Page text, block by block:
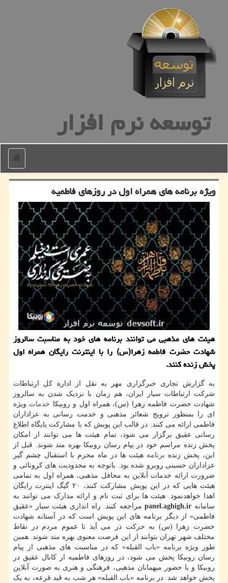
توسعه نرم افزار
منو
ویژه برنامه های همراه اول در روزهای فاطمیه
هیئت های مذهبی می توانند برنامه های خود به مناسبت سالروز
شهادت حضرت فاطمه زهرا(س) را با اینترنت رایگان همراه اول
پخش زنده کنند.
به گزارش تجاری خبرگزاری مهر به نقل از اداره کل ارتباطات
شرکت ارتباطات سیار ایران، هم زمان با نزدیک شدن به سالروز
شهادت حضرت فاطمه زهرا (س)، همراه اول و روبیکا خدمات ویژه
ای را بمنظور ترویج شعائر مذهبی و خدمت رسانی به عزاداران
فاطمی ارائه می کنند. در قالب این پویش که با مشارکت پایگاه اطلاع
رسانی عقیق برگزار می شود، تمام هیئت ها می توانند از امکان
پخش زنده مراسم خود در پیام رسان روبیکا بهره مند شوند. قبل از
این، پخش زنده برنامه هیئت ها در ماه محرم با استقبال چشم گیر
عزاداران حسینی روبرو شده بود. باتوجه به محدودیت های کرونائی و
ضرورت ارائه خدمات آنلاین به محافل مذهبی، همراه اول به تمامی
هیئت هایی که در این پویش مشارکت کنند، ۲۰ گیگ اینترت رایگان
اهدا خواهدنمود. هیئت ها برای ثبت نام و ارائه مدارک می توانند به
سامانه
مراجعه کنند. راه اندازی هیئت سیار «عقیق
فاطمی» از دیگر برنامه های این پویش است که در آستانه شهادت
حضرت زهرا (س) به حرکت در می آید تا عموم مردم در نقاط
مختلف شهر تهران بتوانند از این فرصت معنوی بهره مند شوند. همین
طور ویژه برنامه «باب القبله» که در مناسبت های مذهبی از پیام
رسان روبیکا پخش می شود، در روزهای فاطمیه از کانال عقیق در
روبیکا و با حضور میهمانان مذهبی، فرهنگی و هنری به صورت آنلاین
پخش خواهد شد. در برنامه «باب القبله» هر شب به قید قرعه، به یک